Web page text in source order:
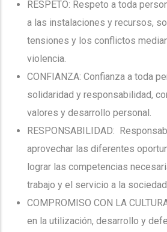
RESPETO: Respeto a toda
a las instalaciones y recursos,
tensiones y los conflictos
violencia.
CONFIANZA: Confianza a toda
solidaridad y responsabilidad,
valores y desarrollo personal.
RESPONSABILIDAD:
aprovechar las diferentes
lograr las competencias
trabajo y el servicio a la sociedad.
COMPROMISO CON LA
en la utilización, desarrollo y